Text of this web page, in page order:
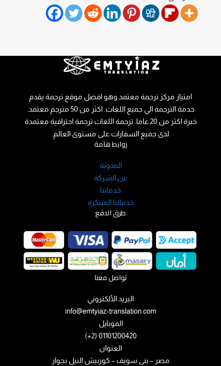
تواصل معنا
البريد الألكتروني
info@emtyiaz-translation.com
الموبايل
01101200420 (2+)
العنوان
مصر – بنى سويف – كورنيش النيل بجوار
طرق الدفع
روابط هامة
المدونة
عن الشركة
خدماتنا
خدماتنا المبتكرة
امتياز مركز ترجمة معتمد وهو افضل موقع ترجمة يقدم
خدمة الترجمة الي جميع اللغات. اكثر من 50 مترجم معتمد.
خبرة اكثر من 20 عاما. ترجمة اللغات ترجمة احترافية معتمدة
لدى جميع السفارات على مستوى العالم.